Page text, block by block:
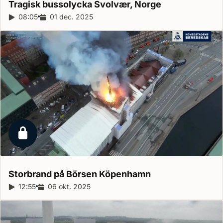
Tragisk bussolycka Svolvær, Norge
Reportagelängd:
08:05 Releasedatum:
01 dec. 2025
Låst reportage
Storbrand på Börsen Köpenhamn
Reportagelängd:
12:55 Releasedatum:
06 okt. 2025